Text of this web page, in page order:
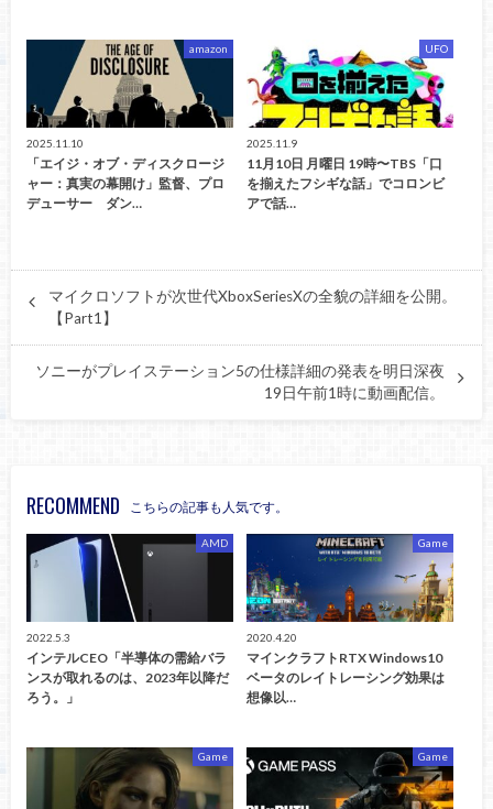
amazon
2025.11.10
「エイジ・オブ・ディスクロージ
ャー：真実の幕開け」監督、プロ
デューサー ダン…
UFO
2025.11.9
11月10日 月曜日 19時〜TBS「口
を揃えたフシギな話」でコロンビ
アで話…
マイクロソフトが次世代XboxSeriesXの全貌の詳細を公開。
【Part1】
ソニーがプレイステーション5の仕様詳細の発表を明日深夜
19日午前1時に動画配信。
RECOMMEND こちらの記事も人気です。
AMD
2022.5.3
インテルCEO「半導体の需給バラ
ンスが取れるのは、2023年以降だ
ろう。」
Game
2020.4.20
マインクラフトRTX Windows10
ベータのレイトレーシング効果は
想像以…
Game Game